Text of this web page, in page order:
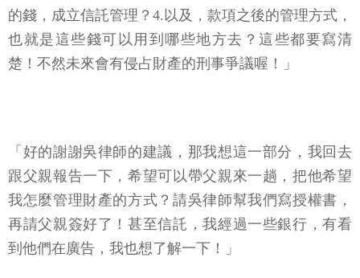
的錢，成立信託管理？4.以及，款項之後的管理方式，
也就是這些錢可以用到哪些地方去？這些都要寫清
楚！不然未來會有侵占財產的刑事爭議喔！」
「好的謝謝吳律師的建議，那我想這一部分，我回去
跟父親報告一下，希望可以帶父親來一趟，把他希望
我怎麼管理財產的方式？請吳律師幫我們寫授權書，
再請父親簽好了！甚至信託，我經過一些銀行，有看
到他們在廣告，我也想了解一下！」